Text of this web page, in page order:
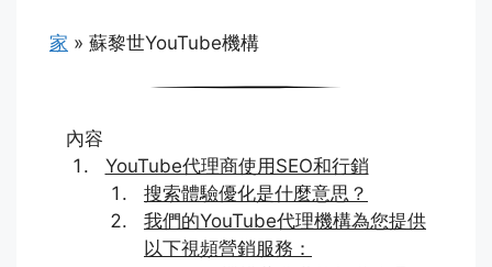
家 » 蘇黎世YouTube機構
內容
YouTube代理商使用SEO和行銷
搜索體驗優化是什麼意思？
我們的YouTube代理機構為您提供
以下視頻營銷服務：